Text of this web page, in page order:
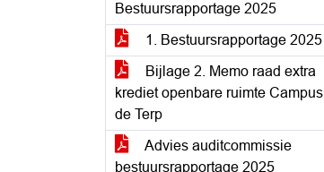
Bestuursrapportage 2025
1. Bestuursrapportage 2025
Bijlage 2. Memo raad extra
krediet openbare ruimte Campus
de Terp
Advies auditcommissie
bestuursrapportage 2025